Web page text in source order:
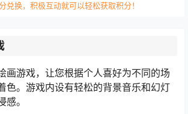
兑换，积极互动就可以轻松获取积分！
画游戏，让您根据个人喜好为不同的场
色。游戏内设有轻松的背景音乐和幻灯
。